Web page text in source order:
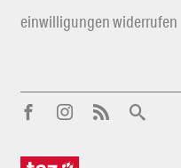
einwilligungen widerrufen